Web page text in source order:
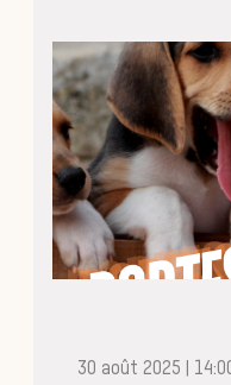
30 août 2025 |